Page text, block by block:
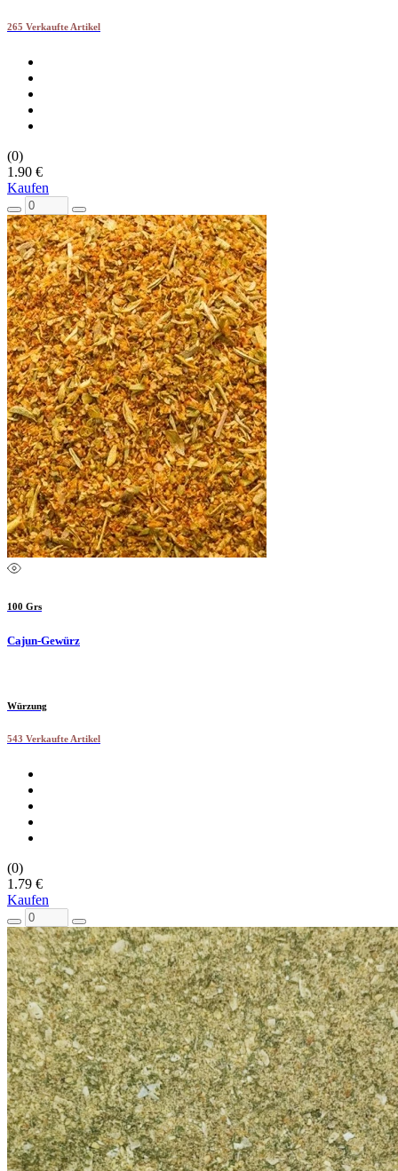
265 Verkaufte Artikel
(0)
1.90 €
Kaufen
100 Grs
Cajun-Gewürz
Würzung
543 Verkaufte Artikel
(0)
1.79 €
Kaufen